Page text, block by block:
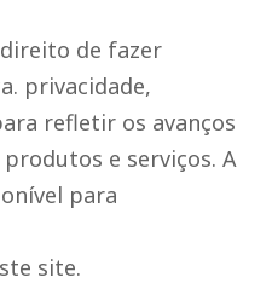
direito de fazer
privacidade,
refletir os avanços
e serviços. A
para
site.